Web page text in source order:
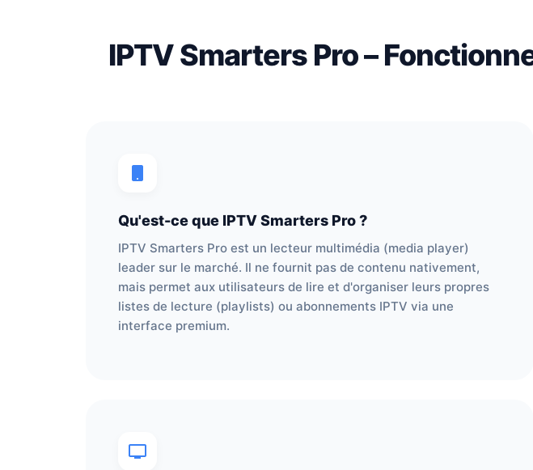
IPTV Smarters Pro –
Qu'est-ce que IPTV Smarters Pro ?
IPTV Smarters Pro est un lecteur multimédia (media player)
leader sur le marché. Il ne fournit pas de contenu nativement,
mais permet aux utilisateurs de lire et d'organiser leurs propres
listes de lecture (playlists) ou abonnements IPTV via une
interface premium.